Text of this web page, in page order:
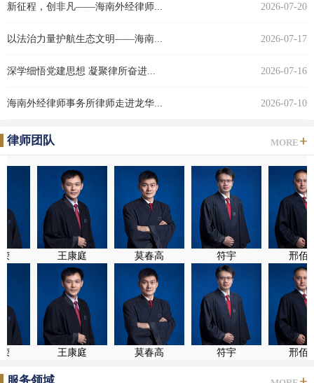
新征程，创非凡——海南外经律师... 2026-07-20
以法治力量护航生态文明——海南... 2026-07-17
深学细悟党建思想 凝聚律所奋进... 2026-07-16
海南外经律师事务所律师走进龙华... 2026-07-10
律师团队 MORE
王康庭 莫春高 符宇 邢佰峰
王康庭 莫春高 符宇 邢佰峰